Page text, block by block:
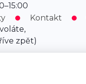
zpět)
Kontakt